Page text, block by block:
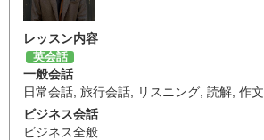
レッスン内容
英会話
一般会話
日常会話 旅行会話 リスニング 読解 作文
ビジネス会話
ビジネス全般